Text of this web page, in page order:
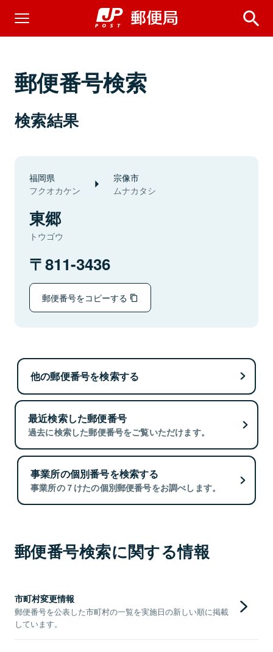
郵便番号検索
検索結果
福岡県
フクオカケン
宗像市
ムナカタシ
東郷
トウゴウ
811-3436
郵便番号をコピーする
他の郵便番号を検索する
最近検索した郵便番号
過去に検索した郵便番号をご覧いただけます。
事業所の個別番号を検索する
事業所の７けたの個別郵便番号をお調べします。
郵便番号検索に関する情報
市町村変更情報
郵便番号を公表した市町村の一覧を実施日の新しい順に掲載
しています。